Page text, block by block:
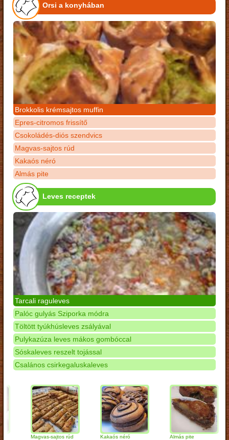
Orsi a konyhában
Brokkolis krémsajtos muffin
Epres-citromos frissítő
Csokoládés-diós szendvics
Magvas-sajtos rúd
Kakaós néró
Almás pite
Leves receptek
Tarcali raguleves
Palóc gulyás Sziporka módra
Töltött tyúkhúsleves zsályával
Pulykazúza leves mákos gombóccal
Sóskaleves reszelt tojással
Csalános csirkegaluskaleves
Magvas-sajtos rúd Kakaós néró Almás pite